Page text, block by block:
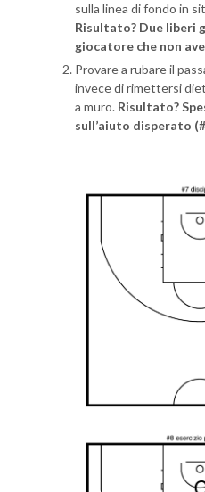
sulla linea di fondo in
Risultato? Due liberi
giocatore che non
Provare a rubare il
invece di rimettersi
a muro. Risultato?
sull’aiuto disperato